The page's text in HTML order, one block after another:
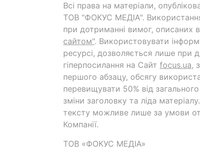
Всі права на матеріали,
ТОВ "ФОКУС МЕДІА".
при дотриманні вимог, описаних в
сайтом". Використовувати
ресурсі, дозволяється лише при
гіперпосилання на Cайт focus.ua,
першого абзацу, обсягу
перевищувати 50% від
зміни заголовку та ліда
тексту можливе лише за умови
Компанії.
ТОВ «ФОКУС МЕДІА»